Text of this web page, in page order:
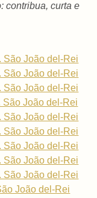
contribua, curta e
São João del-Rei
São João del-Rei
São João del-Rei
São João del-Rei
São João del-Rei
São João del-Rei
São João del-Rei
São João del-Rei
São João del-Rei
João del-Rei